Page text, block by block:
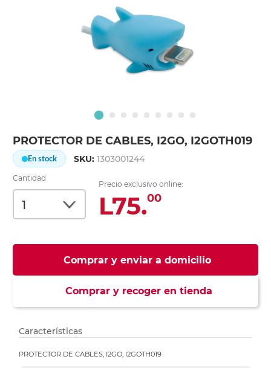
PROTECTOR DE CABLES, I2GO, I2GOTH019
En stock SKU:1303001244
Cantidad
Precio exclusivo online:
L75.00
Comprar y enviar a domicilio
Comprar y recoger en tienda
Características
PROTECTOR DE CABLES, I2GO, I2GOTH019